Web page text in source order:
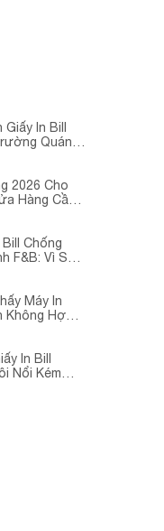
In Bill
Quán
2026 Cho
Hàng Cần
Chống
F&B: Vì Sao
Máy In
Hợp
In Bill
Nổi Kém